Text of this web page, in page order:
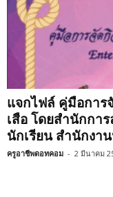
แจกไฟล์ คู่มือการ
เสือ โดยสำนักกา
นักเรียน สำนักงา
ครูอาชีพดอทคอม - 2 มีนาคม